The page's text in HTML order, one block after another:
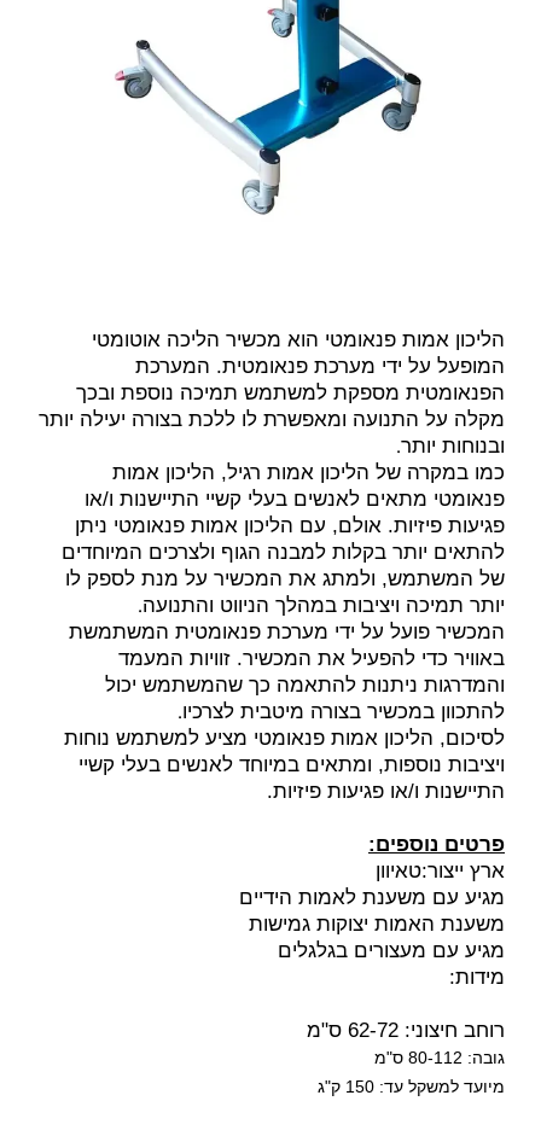
הליכון אמות פנאומטי הוא מכשיר הליכה אוטומטי
המופעל על ידי מערכת פנאומטית. המערכת
הפנאומטית מספקת למשתמש תמיכה נוספת ובכך
מקלה על התנועה ומאפשרת לו ללכת בצורה יעילה יותר
ובנוחות יותר.
כמו במקרה של הליכון אמות רגיל, הליכון אמות
פנאומטי מתאים לאנשים בעלי קשיי התיישנות ו/או
פגיעות פיזיות. אולם, עם הליכון אמות פנאומטי ניתן
להתאים יותר בקלות למבנה הגוף ולצרכים המיוחדים
של המשתמש, ולמתג את המכשיר על מנת לספק לו
יותר תמיכה ויציבות במהלך הניווט והתנועה.
המכשיר פועל על ידי מערכת פנאומטית המשתמשת
באוויר כדי להפעיל את המכשיר. זוויות המעמד
והמדרגות ניתנות להתאמה כך שהמשתמש יכול
להתכוון במכשיר בצורה מיטבית לצרכיו.
לסיכום, הליכון אמות פנאומטי מציע למשתמש נוחות
ויציבות נוספות, ומתאים במיוחד לאנשים בעלי קשיי
התיישנות ו/או פגיעות פיזיות.
פרטים נוספים:
ארץ ייצור:טאיוון
מגיע עם משענת לאמות הידיים
משענת האמות יצוקות גמישות
מגיע עם מעצורים בגלגלים
מידות:
רוחב חיצוני: 62-72 ס"מ
גובה: 80-112 ס"מ
מיועד למשקל עד: 150 ק"ג